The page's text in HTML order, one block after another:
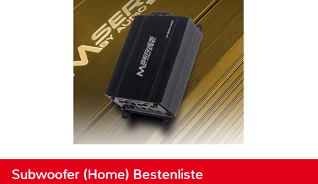
Subwoofer (Home) Bestenliste